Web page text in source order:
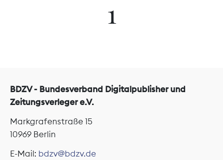
1
BDZV - Bundesverband Digitalpublisher und
Zeitungsverleger e.V.
Markgrafenstraße 15
10969 Berlin
E-Mail: bdzv@bdzv.de